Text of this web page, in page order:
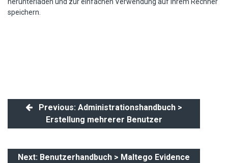
herunterladen und zur einfachen Verwendung auf Ihrem Rechner
speichern.
Previous: Administrationshandbuch >
Erstellung mehrerer Benutzer
Next: Benutzerhandbuch > Maltego Evidence